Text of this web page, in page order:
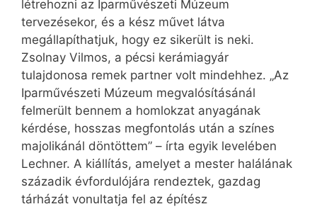
létrehozni az Iparművészeti Múzeum
tervezésekor, és a kész művet látva
megállapíthatjuk, hogy ez sikerült is neki.
Zsolnay Vilmos, a pécsi kerámiagyár
tulajdonosa remek partner volt mindehhez. „Az
Iparművészeti Múzeum megvalósításánál
felmerült bennem a homlokzat anyagának
kérdése, hosszas megfontolás után a színes
majolikánál döntöttem” – írta egyik levelében
Lechner. A kiállítás, amelyet a mester halálának
századik évfordulójára rendeztek, gazdag
tárházát vonultatja fel az építész